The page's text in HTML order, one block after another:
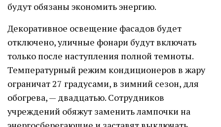
будут обязаны экономить энергию.
Декоративное освещение фасадов будет
отключено, уличные фонари будут включать
только после наступления полной темноты.
Температурный режим кондиционеров в жару
ограничат 27 градусами, в зимний сезон, для
обогрева, — двадцатью. Сотрудников
учреждений обяжут заменить лампочки на